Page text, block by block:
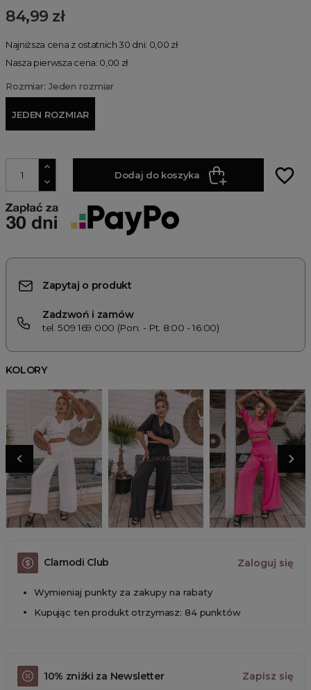
84,99 zł
Najniższa cena z ostatnich 30 dni: 0,00 zł
Nasza pierwsza cena: 0,00 zł
Rozmiar: Jeden rozmiar
JEDEN ROZMIAR
Dodaj do koszyka favorite_border
Zapytaj o produkt
Zadzwoń i zamów
tel. 509 169 000 (Pon. - Pt. 8:00 - 16:00)
KOLORY
Clamodi Club Zaloguj się
Wymieniaj punkty za zakupy na rabaty
Kupując ten produkt otrzymasz: 84 punktów
10% zniżki za Newsletter Zapisz się